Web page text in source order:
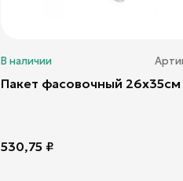
В наличии
Пакет фасовочный
530,75 ₽